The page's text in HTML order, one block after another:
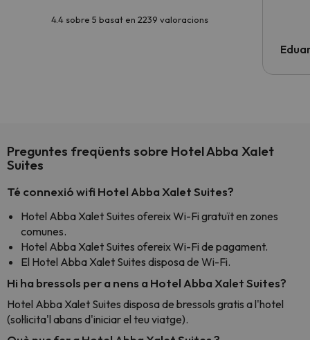
4.4 sobre 5 basat en 2239 valoracions
Preguntes freqüents sobre Hotel Abba Xalet
Suites
Té connexió wifi Hotel Abba Xalet Suites?
Hotel Abba Xalet Suites ofereix Wi-Fi gratuït en zones
comunes.
Hotel Abba Xalet Suites ofereix Wi-Fi de pagament.
El Hotel Abba Xalet Suites disposa de Wi-Fi.
Hi ha bressols per a nens a Hotel Abba Xalet Suites?
Hotel Abba Xalet Suites disposa de bressols gratis a l'hotel
(sol·licita'l abans d'iniciar el teu viatge).